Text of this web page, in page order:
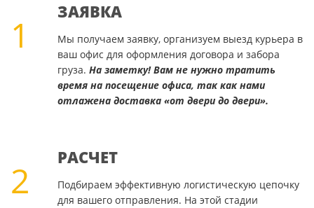
1
ЗАЯВКА
Мы получаем заявку, организуем выезд курьера в
ваш офис для оформления договора и забора
груза. На заметку! Вам не нужно тратить
время на посещение офиса, так как нами
отлажена доставка «от двери до двери».
2
РАСЧЕТ
Подбираем эффективную логистическую цепочку
для вашего отправления. На этой стадии